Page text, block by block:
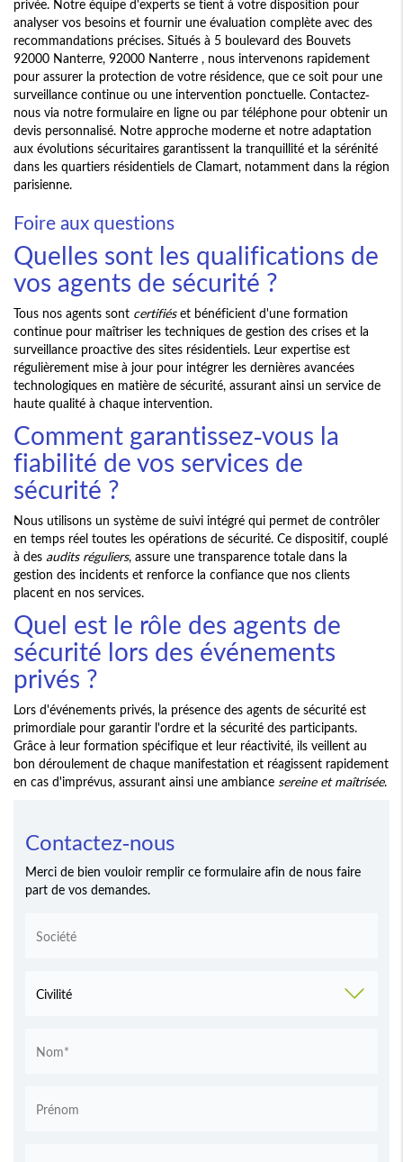
privée. Notre équipe d'experts se tient à votre disposition pour
analyser vos besoins et fournir une évaluation complète avec des
recommandations précises. Situés à 5 boulevard des Bouvets
92000 Nanterre, 92000 Nanterre , nous intervenons rapidement
pour assurer la protection de votre résidence, que ce soit pour une
surveillance continue ou une intervention ponctuelle. Contactez-
nous via notre formulaire en ligne ou par téléphone pour obtenir un
devis personnalisé. Notre approche moderne et notre adaptation
aux évolutions sécuritaires garantissent la tranquillité et la sérénité
dans les quartiers résidentiels de Clamart, notamment dans la région
parisienne.
Foire aux questions
Quelles sont les qualifications de
vos agents de sécurité ?
Tous nos agents sont certifiéset bénéficient d'une formation
continue pour maîtriser les techniques de gestion des crises et la
surveillance proactive des sites résidentiels. Leur expertise est
régulièrement mise à jour pour intégrer les dernières avancées
technologiques en matière de sécurité, assurant ainsi un service de
haute qualité à chaque intervention.
Comment garantissez-vous la
fiabilité de vos services de
sécurité ?
Nous utilisons un système de suivi intégré qui permet de contrôler
en temps réel toutes les opérations de sécurité. Ce dispositif, couplé
à des audits réguliers, assure une transparence totale dans la
gestion des incidents et renforce la confiance que nos clients
placent en nos services.
Quel est le rôle des agents de
sécurité lors des événements
privés ?
Lors d'événements privés, la présence des agents de sécurité est
primordiale pour garantir l'ordre et la sécurité des participants.
Grâce à leur formation spécifique et leur réactivité, ils veillent au
bon déroulement de chaque manifestation et réagissent rapidement
en cas d'imprévus, assurant ainsi une ambiance sereine et maîtrisée.
Contactez-nous
Merci de bien vouloir remplir ce formulaire afin de nous faire
part de vos demandes.